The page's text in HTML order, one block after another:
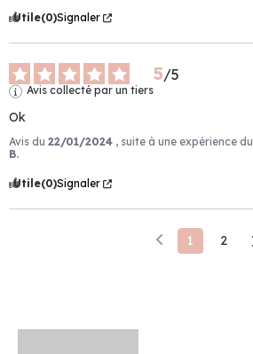
Utile(0)Signaler
5/5
Avis collecté par un tiers
Ok
Avis du 22/01/2024 , suite à une expérience du
B.
Utile(0)Signaler
1 2